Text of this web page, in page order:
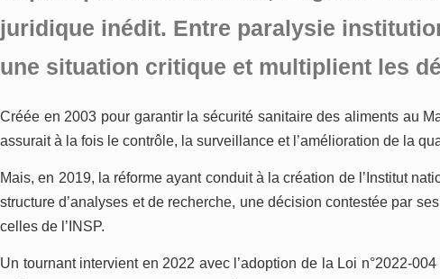
juridique inédit. Entre paralysie
une situation critique et multiplient les
Créée en 2003 pour garantir la sécurité sanitaire des aliments au
assurait à la fois le contrôle, la surveillance et l’amélioration de la
Mais, en 2019, la réforme ayant conduit à la création de l’Institut
structure d’analyses et de recherche, une décision contestée par
celles de l’INSP.
Un tournant intervient en 2022 avec l’adoption de la Loi n°2022-